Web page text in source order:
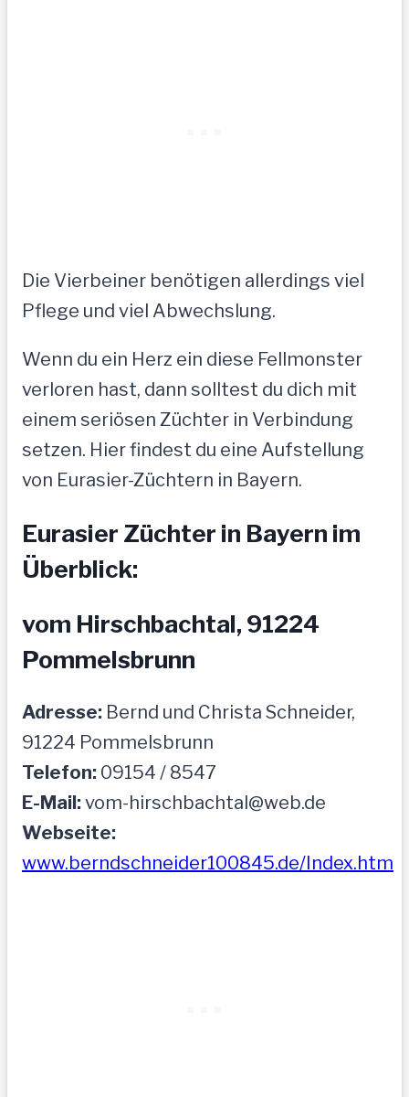
Die Vierbeiner benötigen allerdings viel
Pflege und viel Abwechslung.
Wenn du ein Herz ein diese Fellmonster
verloren hast, dann solltest du dich mit
einem seriösen Züchter in Verbindung
setzen. Hier findest du eine Aufstellung
von Eurasier-Züchtern in Bayern.
Eurasier Züchter in Bayern im
Überblick:
vom Hirschbachtal, 91224
Pommelsbrunn
Adresse: Bernd und Christa Schneider,
91224 Pommelsbrunn
Telefon: 09154 / 8547
E-Mail:vom-hirschbachtal@web.de
Webseite:
www.berndschneider100845.de/Index.htm